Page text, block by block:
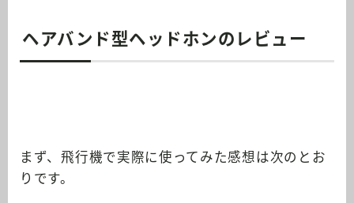
ヘアバンド型ヘッドホンのレビュー
まず、飛行機で実際に使ってみた感想は次のとお
りです。